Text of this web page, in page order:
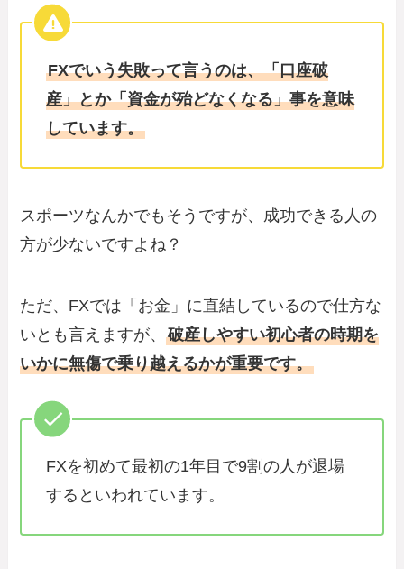
FXでいう失敗って言うのは、「口座破
産」とか「資金が殆どなくなる」事を意味
しています。
スポーツなんかでもそうですが、成功できる人の
方が少ないですよね？
ただ、FXでは「お金」に直結しているので仕方な
いとも言えますが、破産しやすい初心者の時期を
いかに無傷で乗り越えるかが重要です。
FXを初めて最初の1年目で9割の人が退場
するといわれています。